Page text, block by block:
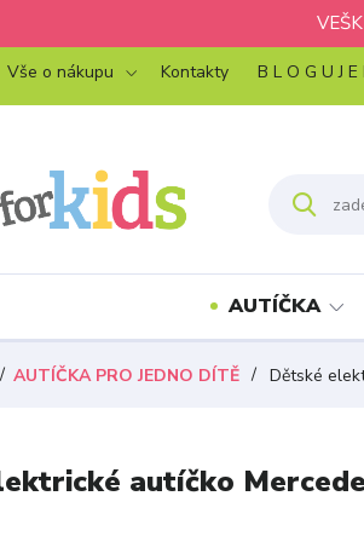
Vše o nákupu Kontakty B L O G U J E
AUTÍČKA
AUTÍČKA PRO JEDNO DÍTĚ Dětské
autíčko